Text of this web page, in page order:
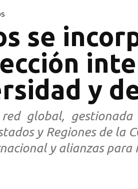
se
y
global,
y Regiones de la
y alianzas